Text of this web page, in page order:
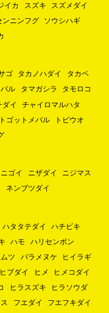
イカ スズキ
スズメダイ
ンニンフグ
ソウシハギ
ゴ タカノハダイ
タカベ
ル タマガシラ
タモロコ
ダイ
チャイロマルハタ
トゴットメバル
トビウオ
ニゴイ ニザダイ
ニジマス
ネンブツダイ
ハタタテダイ
ハチビキ
ハモ
ハリセンボン
ツ バラメヌケ
ヒイラギ
ヒブダイ ヒメ
ヒメコダイ
ヒラスズキ
ヒラソウダ
フエダイ
フエフキダイ